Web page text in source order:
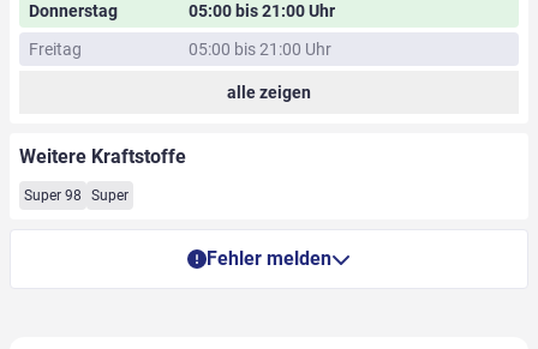
Donnerstag
05:00 bis 21:00 Uhr
Freitag
05:00 bis 21:00 Uhr
alle zeigen
Weitere Kraftstoffe
Super 98 Super
Fehler melden